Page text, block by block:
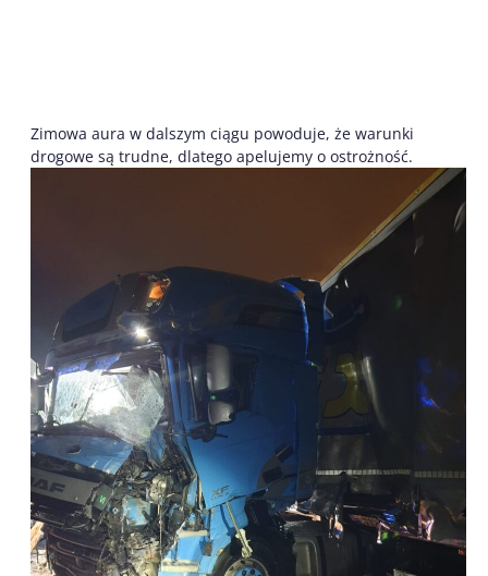
Zimowa aura w dalszym ciągu powoduje, że warunki
drogowe są trudne, dlatego apelujemy o ostrożność.